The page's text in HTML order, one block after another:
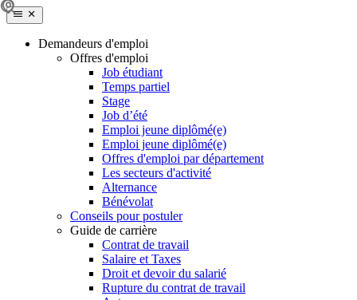
Demandeurs d'emploi
Offres d'emploi
Job étudiant
Temps partiel
Stage
Job d’été
Emploi jeune diplômé(e)
Emploi jeune diplômé(e)
Offres d'emploi par département
Les secteurs d'activité
Alternance
Bénévolat
Conseils pour postuler
Guide de carrière
Contrat de travail
Salaire et Taxes
Droit et devoir du salarié
Rupture du contrat de travail